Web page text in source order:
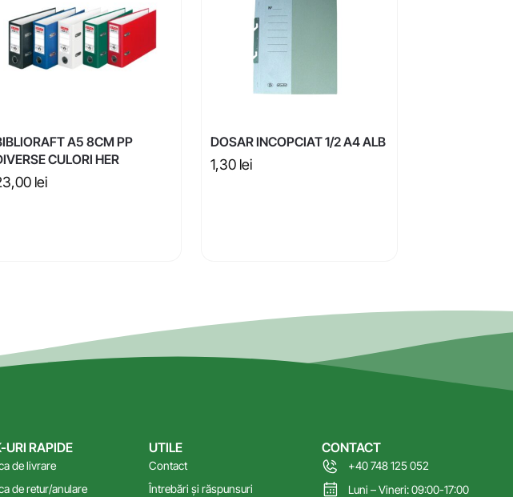
A5 8CM PP
CULORI HER
lei
DOSAR INCOPCIAT 1/2 A4 ALB
1,30 lei
URI RAPIDE
de livrare
de retur/anulare
UTILE
Contact
Întrebări și răspunsuri
CONTACT
+40 748 125 052
Luni – Vineri: 09:00-17:00